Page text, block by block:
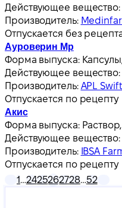
Действующее вещество:
Производитель:
Отпускается без
Ауроверин Мр
Форма выпуска:
Действующее вещество:
Производитель: APL
Отпускается по рецепту
Акис
Форма выпуска:
Действующее вещество:
Производитель: IBSA
Отпускается по рецепту
1…2425262728…52